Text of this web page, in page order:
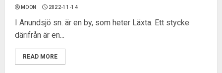
MOON 2022-11-14
I Anundsjö sn. är en by, som heter Läxta. Ett stycke
därifrån är en...
READ MORE